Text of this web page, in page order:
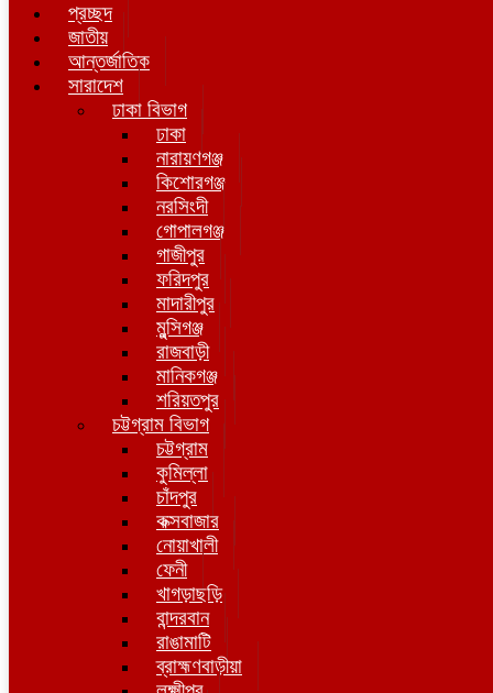
প্রচ্ছদ
জাতীয়
আন্তর্জাতিক
সারাদেশ
ঢাকা বিভাগ
ঢাকা
নারায়ণগঞ্জ
কিশোরগঞ্জ
নরসিংদী
গোপালগঞ্জ
গাজীপুর
ফরিদপুর
মাদারীপুর
মুন্সিগঞ্জ
রাজবাড়ী
মানিকগঞ্জ
শরিয়তপুর
চট্টগ্রাম বিভাগ
চট্টগ্রাম
কুমিল্লা
চাঁদপুর
কক্সবাজার
নোয়াখালী
ফেনী
খাগড়াছড়ি
বান্দরবান
রাঙামাটি
ব্রাহ্মণবাড়ীয়া